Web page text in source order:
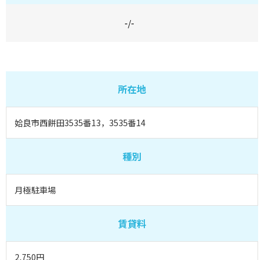
-/-
所在地
姶良市西餅田3535番13，3535番14
種別
月極駐車場
賃貸料
2,750円